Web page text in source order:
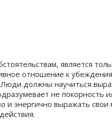
является
отношение к
должны научиться
не
энергично выражать